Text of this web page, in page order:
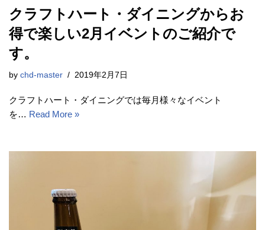
クラフトハート・ダイニングからお
得で楽しい2月イベントのご紹介で
す。
by chd-master 2019年2月7日
クラフトハート・ダイニングでは毎月様々なイベント
を… Read More »